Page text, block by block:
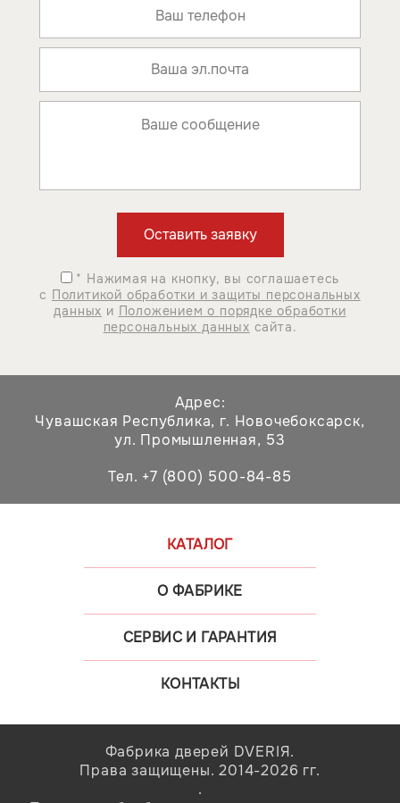
* Нажимая на кнопку, вы соглашаетесь
с Политикой обработки и защиты персональных
данных и Положением о порядке обработки
персональных данных сайта.
Адрес:
Чувашская Республика, г. Новочебоксарск,
ул. Промышленная, 53
Тел. +7 (800) 500-84-85
КАТАЛОГ
О ФАБРИКЕ
СЕРВИС И ГАРАНТИЯ
КОНТАКТЫ
Фабрика дверей DVERIЯ.
Права защищены. 2014-2026 гг.
.